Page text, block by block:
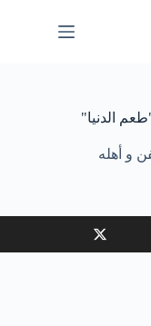
الدنيا"
و أهله